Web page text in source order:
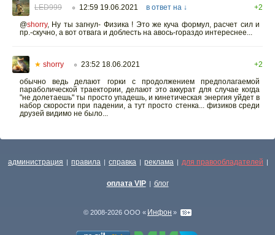
LED999 ○ 12:59 19.06.2021 в ответ на ↓
+2
@shorry, Ну ты загнул- Физика ! Это же куча формул, расчет сил и
пр.-скучно, а вот отвага и доблесть на авось-гораздо интереснее...
★ shorry ○ 23:52 18.06.2021
+2
обычно ведь делают горки с продолжением предполагаемой
параболической траектории, делают это аккурат для случае когда
"не долетаешь" ты просто упадешь, и кинетическая энергия уйдет в
набор скорости при падении, а тут просто стенка... физиков среди
друзей видимо не было...
администрация | правила | справка | реклама | для правообладателей |
оплата VIP | блог
© 2008-2026 ООО « Инфон »